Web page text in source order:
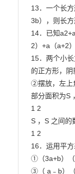
13．一个长
3b），则长方
14．已知
2）+a（a+2
15．两个小
的正方形，
②摆放，左上
部分面积为S
1 2
S ，S 之间的
1 2
16．运用平方
①（3a+b）（
③（ a﹣b）